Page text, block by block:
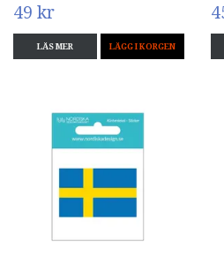
49 kr
LÄS MER LÄGG I KORGEN